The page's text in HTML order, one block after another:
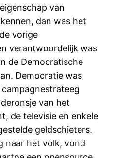
van
dan was het
vorige
verantwoordelijk was
de Democratische
Democratie was
van het
de televisie en enkele
geldschieters.
naar het volk, vond